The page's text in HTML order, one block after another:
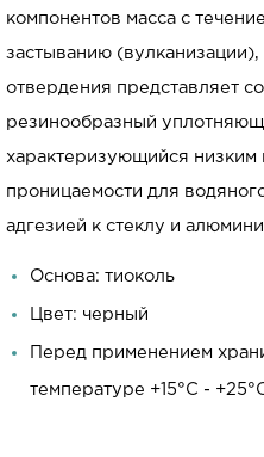
компонентов масса с
застыванию (вулканизации),
отвердения представляет
резинообразный
характеризующийся
проницаемости для
адгезией к стеклу и
Основа: тиоколь
Цвет: черный
Перед применением
температуре +15°C -